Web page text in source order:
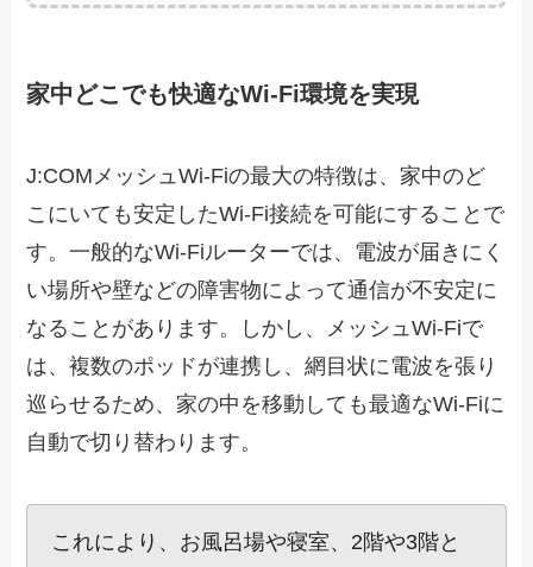
家中どこでも快適なWi-Fi環境を実現
J:COMメッシュWi-Fiの最大の特徴は、家中のど
こにいても安定したWi-Fi接続を可能にすることで
す。一般的なWi-Fiルーターでは、電波が届きにく
い場所や壁などの障害物によって通信が不安定に
なることがあります。しかし、メッシュWi-Fiで
は、複数のポッドが連携し、網目状に電波を張り
巡らせるため、家の中を移動しても最適なWi-Fiに
自動で切り替わります。
これにより、お風呂場や寝室、2階や3階と